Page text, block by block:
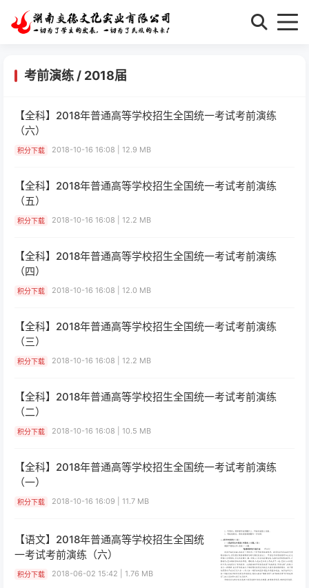
考前演练 / 2018届
【全科】2018年普通高等学校招生全国统一考试考前演练
（六）
积分下载 2018-10-16 16:08 | 12.9 MB
【全科】2018年普通高等学校招生全国统一考试考前演练
（五）
积分下载 2018-10-16 16:08 | 12.2 MB
【全科】2018年普通高等学校招生全国统一考试考前演练
（四）
积分下载 2018-10-16 16:08 | 12.0 MB
【全科】2018年普通高等学校招生全国统一考试考前演练
（三）
积分下载 2018-10-16 16:08 | 12.2 MB
【全科】2018年普通高等学校招生全国统一考试考前演练
（二）
积分下载 2018-10-16 16:08 | 10.5 MB
【全科】2018年普通高等学校招生全国统一考试考前演练
（一）
积分下载 2018-10-16 16:09 | 11.7 MB
【语文】2018年普通高等学校招生全国统
一考试考前演练（六）
积分下载 2018-06-02 15:42 | 1.76 MB